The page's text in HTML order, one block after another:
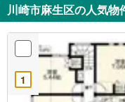
川崎市麻生区の人気
1